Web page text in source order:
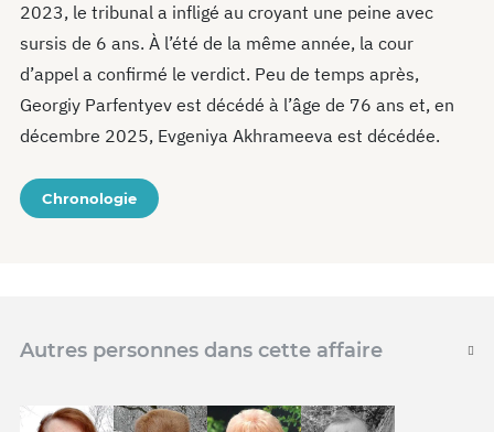
2023, le tribunal a infligé au croyant une peine avec
sursis de 6 ans. À l’été de la même année, la cour
d’appel a confirmé le verdict. Peu de temps après,
Georgiy Parfentyev est décédé à l’âge de 76 ans et, en
décembre 2025, Evgeniya Akhrameeva est décédée.
Chronologie
Autres personnes dans cette affaire